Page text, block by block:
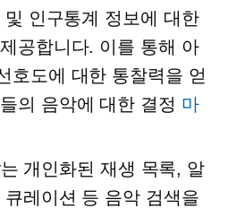
인구통계 정보에 대한
공합니다. 이를 통해 아
호도에 대한 통찰력을 얻
의 음악에 대한 결정 마
개인화된 재생 목록, 알
레이션 등 음악 검색을